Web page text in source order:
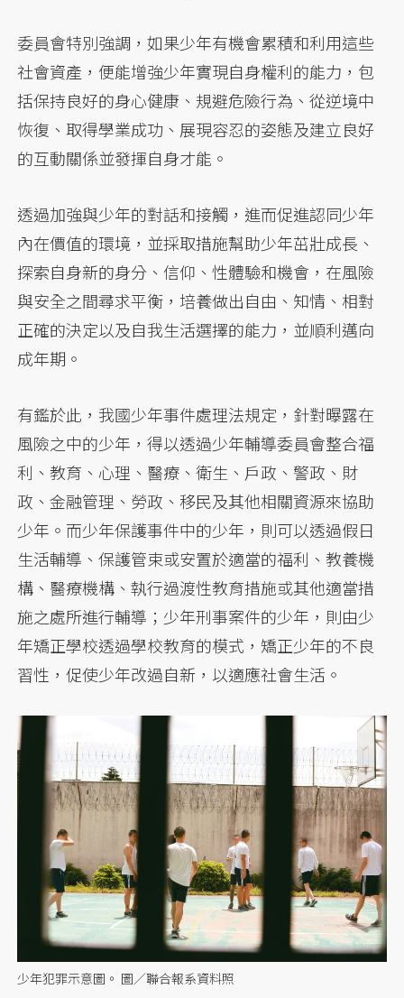
委員會特別強調，如果少年有機會累積和利用這些
社會資產，便能增強少年實現自身權利的能力，包
括保持良好的身心健康、規避危險行為、從逆境中
恢復、取得學業成功、展現容忍的姿態及建立良好
的互動關係並發揮自身才能。
透過加強與少年的對話和接觸，進而促進認同少年
內在價值的環境，並採取措施幫助少年茁壯成長、
探索自身新的身分、信仰、性體驗和機會，在風險
與安全之間尋求平衡，培養做出自由、知情、相對
正確的決定以及自我生活選擇的能力，並順利邁向
成年期。
有鑑於此，我國少年事件處理法規定，針對曝露在
風險之中的少年，得以透過少年輔導委員會整合福
利、教育、心理、醫療、衛生、戶政、警政、財
政、金融管理、勞政、移民及其他相關資源來協助
少年。而少年保護事件中的少年，則可以透過假日
生活輔導、保護管束或安置於適當的福利、教養機
構、醫療機構、執行過渡性教育措施或其他適當措
施之處所進行輔導；少年刑事案件的少年，則由少
年矯正學校透過學校教育的模式，矯正少年的不良
習性，促使少年改過自新，以適應社會生活。
少年犯罪示意圖。 圖／聯合報系資料照